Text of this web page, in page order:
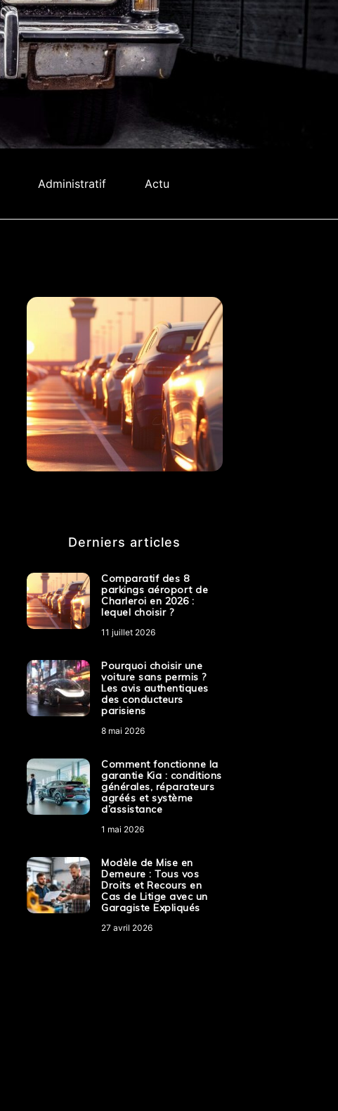
Administratif Actu
Derniers articles
Comparatif des 8
parkings aéroport de
Charleroi en 2026 :
lequel choisir ?
11 juillet 2026
Pourquoi choisir une
voiture sans permis ?
Les avis authentiques
des conducteurs
parisiens
8 mai 2026
Comment fonctionne la
garantie Kia : conditions
générales, réparateurs
agréés et système
d’assistance
1 mai 2026
Modèle de Mise en
Demeure : Tous vos
Droits et Recours en
Cas de Litige avec un
Garagiste Expliqués
27 avril 2026